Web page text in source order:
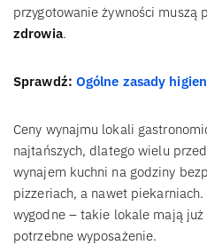
przygotowanie żywności muszą
zdrowia.
Sprawdź: Ogólne zasady
Ceny wynajmu lokali
najtańszych, dlatego wielu
wynajem kuchni na godziny
pizzeriach, a nawet
wygodne – takie lokale mają
potrzebne wyposażenie.